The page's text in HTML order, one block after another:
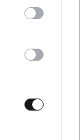
έως
ότι οι
2027 θα
κάτι που
τη